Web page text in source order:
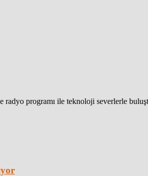
radyo programı ile teknoloji severlerle